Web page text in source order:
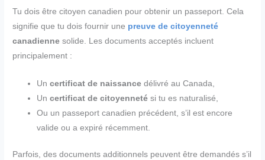
Tu dois être citoyen canadien pour obtenir un passeport. Cela
signifie que tu dois fournir une preuve de citoyenneté
canadienne solide. Les documents acceptés incluent
principalement :
Uncertificat de naissance délivré au Canada,
Uncertificat de citoyenneté si tu es naturalisé,
Ou un passeport canadien précédent, s’il est encore
valide ou a expiré récemment.
Parfois, des documents additionnels peuvent être demandés s’il